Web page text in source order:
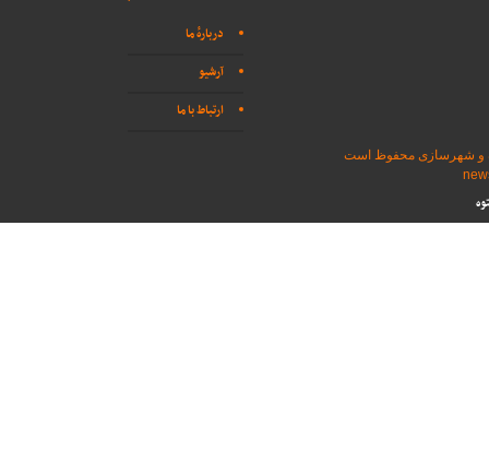
دربارهٔ ما
آرشیو
ارتباط با ما
و شهرسازی محفوظ است